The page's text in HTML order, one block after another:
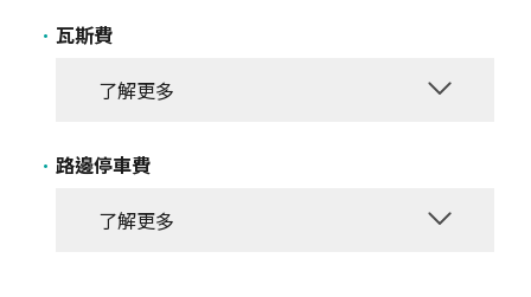
瓦斯費
了解更多
路邊停車費
了解更多